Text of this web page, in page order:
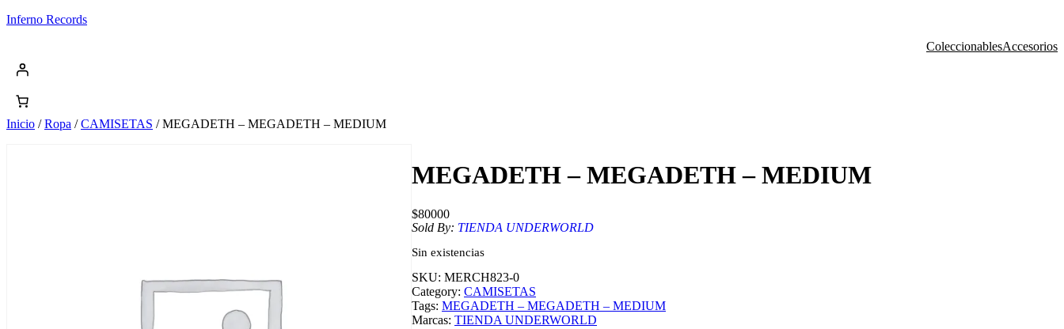
Saltar
Inferno Records
ColeccionablesAccesorios
Inicio /Ropa /CAMISETAS / MEGADETH – MEGADETH – MEDIUM
MEGADETH – MEGADETH – MEDIUM
$80000
Sold By: TIENDA UNDERWORLD
Sin existencias
SKU: MERCH823-0
Category: CAMISETAS
Tags: MEGADETH – MEGADETH – MEDIUM
Marcas: TIENDA UNDERWORLD